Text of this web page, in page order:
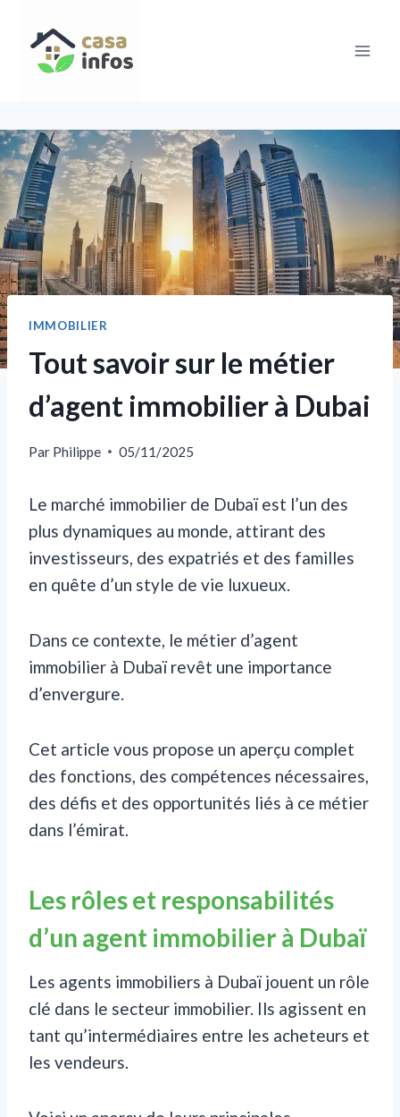
contenu
IMMOBILIER
Tout savoir sur le métier
d’agent immobilier à Dubai
Par Philippe 05/11/2025
Le marché immobilier de Dubaï est l’un des
plus dynamiques au monde, attirant des
investisseurs, des expatriés et des familles
en quête d’un style de vie luxueux.
Dans ce contexte, le métier d’agent
immobilier à Dubaï revêt une importance
d’envergure.
Cet article vous propose un aperçu complet
des fonctions, des compétences nécessaires,
des défis et des opportunités liés à ce métier
dans l’émirat.
Les rôles et responsabilités
d’un agent immobilier à Dubaï
Les agents immobiliers à Dubaï jouent un rôle
clé dans le secteur immobilier. Ils agissent en
tant qu’intermédiaires entre les acheteurs et
les vendeurs.